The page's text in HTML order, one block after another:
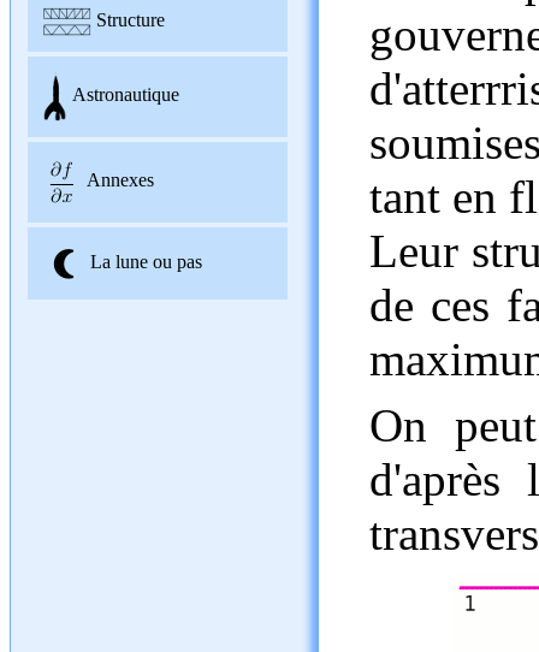
Structure
Astronautique
Annexes
La lune ou pas
tant en
Leur
de ces
On